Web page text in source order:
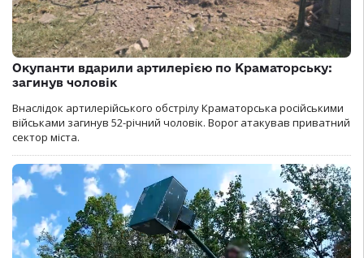
Окупанти вдарили артилерією по Краматорську:
загинув чоловік
Внаслідок артилерійського обстрілу Краматорська російськими
військами загинув 52-річний чоловік. Ворог атакував приватний
сектор міста.